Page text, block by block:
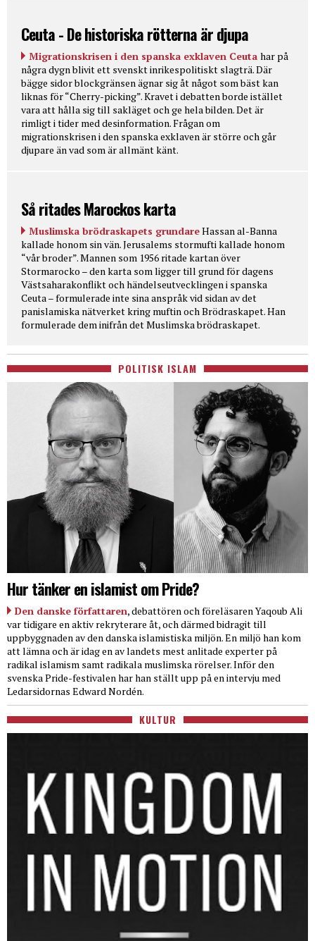
Ceuta - De historiska rötterna är djupa
Migrationskrisen i den spanska exklaven Ceuta har på
några dygn blivit ett svenskt inrikespolitiskt slagträ. Där
bägge sidor blockgränsen ägnar sig åt något som bäst kan
liknas för “Cherry-picking”. Kravet i debatten borde istället
vara att hålla sig till sakläget och ge hela bilden. Det är
rimligt i tider med desinformation. Frågan om
migrationskrisen i den spanska exklaven är större och går
djupare än vad som är allmänt känt.
Så ritades Marockos karta
Muslimska brödraskapets grundareHassan al-Banna
kallade honom sin vän. Jerusalems stormufti kallade honom
“vår broder”. Mannen som 1956 ritade kartan över
Stormarocko – den karta som ligger till grund för dagens
Västsaharakonflikt och händelseutvecklingen i spanska
Ceuta – formulerade inte sina anspråk vid sidan av det
panislamiska nätverket kring muftin och Brödraskapet. Han
formulerade dem inifrån det Muslimska brödraskapet.
POLITISK ISLAM
Hur tänker en islamist om Pride?
Den danske författaren, debattören och föreläsaren Yaqoub Ali
var tidigare en aktiv rekryterare åt, och därmed bidragit till
uppbyggnaden av den danska islamistiska miljön. En miljö han kom
att lämna och är idag en av landets mest anlitade experter på
radikal islamism samt radikala muslimska rörelser. Inför den
svenska Pride-festivalen har han ställt upp på en intervju med
Ledarsidornas Edward Nordén.
KULTUR